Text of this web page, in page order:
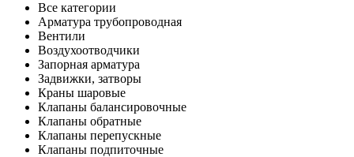
Все категории
Арматура трубопроводная
Вентили
Воздухоотводчики
Запорная арматура
Задвижки, затворы
Краны шаровые
Клапаны балансировочные
Клапаны обратные
Клапаны перепускные
Клапаны подпиточные